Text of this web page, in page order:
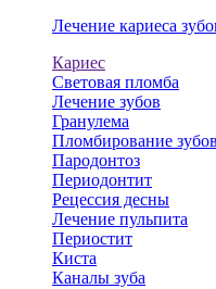
Лечение кариеса
Кариес
Световая пломба
Лечение зубов
Гранулема
Пломбирование зубов
Пародонтоз
Периодонтит
Рецессия десны
Лечение пульпита
Периостит
Киста
Каналы зуба